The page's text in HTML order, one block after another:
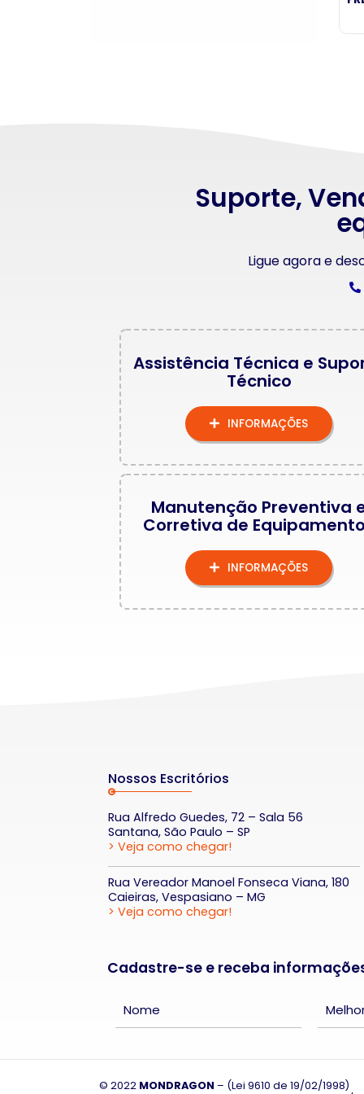
Suporte,
Ligue agora e
Assistência Técnica e
Técnico
INFORMAÇÕES
Manutenção Preventiva
Corretiva de
INFORMAÇÕES
Nossos Escritórios
Rua Alfredo Guedes, 72 – Sala 56
Santana, São Paulo – SP
> Veja como chegar!
Rua Vereador Manoel Fonseca Viana, 180
Caieiras, Vespasiano – MG
> Veja como chegar!
Cadastre-se e receba
© 2022 MONDRAGON – (Lei 9610 de 19/02/1998)